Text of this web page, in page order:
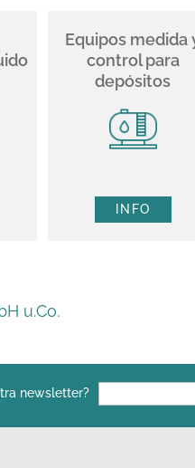
Equipos medida
control para
depósitos
INFO
u.Co.
newsletter?